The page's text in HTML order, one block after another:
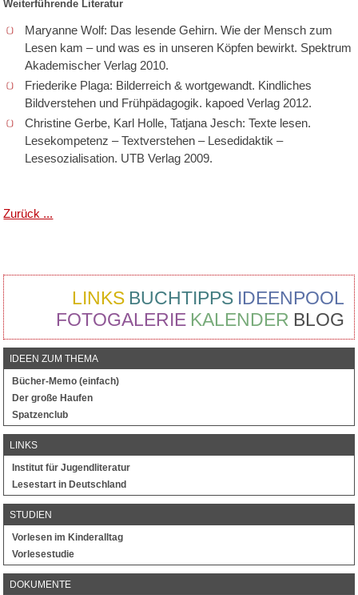
Weiterführende Literatur
Maryanne Wolf: Das lesende Gehirn. Wie der Mensch zum
Lesen kam – und was es in unseren Köpfen bewirkt. Spektrum
Akademischer Verlag 2010.
Friederike Plaga: Bilderreich & wortgewandt. Kindliches
Bildverstehen und Frühpädagogik. kapoed Verlag 2012.
Christine Gerbe, Karl Holle, Tatjana Jesch: Texte lesen.
Lesekompetenz – Textverstehen – Lesedidaktik –
Lesesozialisation. UTB Verlag 2009.
Zurück ...
IDEENPOOL
BUCHTIPPS
LINKS
BLOG
KALENDER
FOTOGALERIE
IDEEN ZUM THEMA
Bücher-Memo (einfach)
Der große Haufen
Spatzenclub
LINKS
Institut für Jugendliteratur
Lesestart in Deutschland
STUDIEN
Vorlesen im Kinderalltag
Vorlesestudie
DOKUMENTE